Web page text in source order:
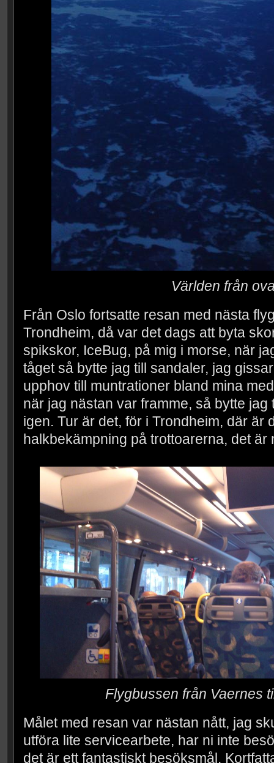
Världen från
Från Oslo fortsatte resan med nästa
Trondheim, då var det dags att byta
spikskor, IceBug, på mig i morse, när
tåget så bytte jag till sandaler, jag
upphov till muntrationer bland mina
när jag nästan var framme, så bytte
igen. Tur är det, för i Trondheim, där är
halkbekämpning på trottoarerna, det är
Flygbussen från Vaernes
Målet med resan var nästan nått, jag
utföra lite servicearbete, har ni inte
det är ett fantastiskt besöksmål.